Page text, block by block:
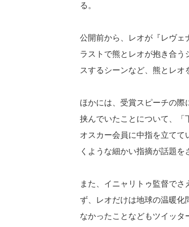
る。
公開前から、レオが『レヴェ
ラストで熊とレオが抱き合う
スするシーンなど、熊とレオ
ほかには、受賞スピーチの
挟んでいたことについて、「
オスカー会員に中指を立て
くような細かい指摘が話題を
また、イニャリトゥ監督で
ず、レオだけは地球の温暖化
なかったことなどもツイッ